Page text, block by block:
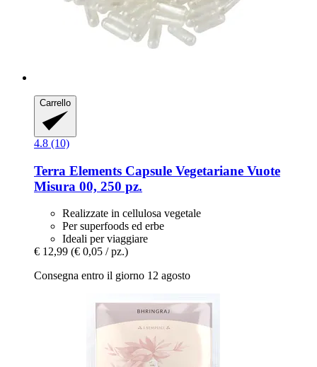
Carrello
4.8 (10)
Terra Elements Capsule Vegetariane Vuote
Misura 00, 250 pz.
Realizzate in cellulosa vegetale
Per superfoods ed erbe
Ideali per viaggiare
€ 12,99 (€ 0,05 / pz.)
Consegna entro il giorno 12 agosto